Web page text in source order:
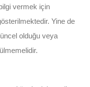
vermek için
Yine de
olduğu veya